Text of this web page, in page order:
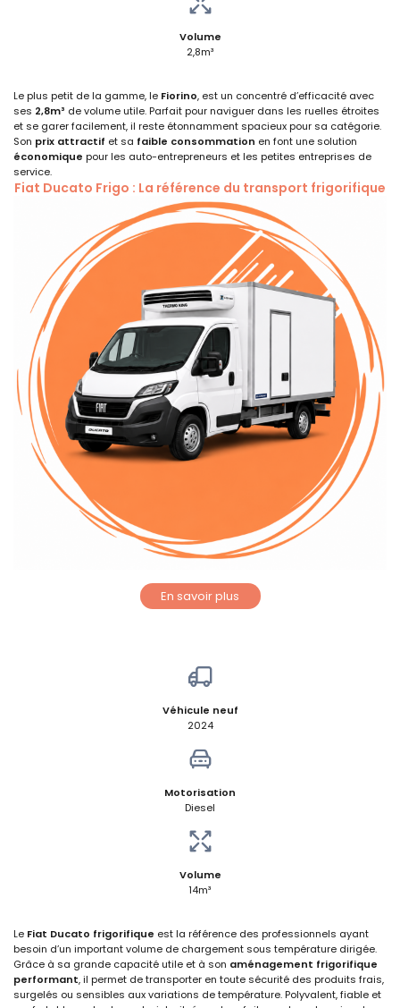
Volume
2,8m³
Le plus petit de la gamme, le Fiorino, est un concentré d’efficacité avec
ses 2,8m³ de volume utile. Parfait pour naviguer dans les ruelles étroites
et se garer facilement, il reste étonnamment spacieux pour sa catégorie.
Son prix attractif et sa faible consommation en font une solution
économique pour les auto-entrepreneurs et les petites entreprises de
service.
Fiat Ducato Frigo : La référence du transport frigorifique
En savoir plus
Véhicule neuf
2024
Motorisation
Diesel
Volume
14m³
Le Fiat Ducato frigorifique est la référence des professionnels ayant
besoin d’un important volume de chargement sous température dirigée.
Grâce à sa grande capacité utile et à son aménagement frigorifique
performant, il permet de transporter en toute sécurité des produits frais,
surgelés ou sensibles aux variations de température. Polyvalent, fiable et